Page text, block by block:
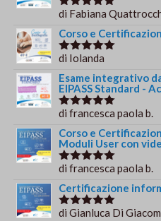
Valutato5
di Fabiana
Corso e
Valutato5
di Iolanda
Esame integrativo
EIPASS Standard -
Valutato5
di francesca paola b.
Corso e
Moduli User con
Valutato5
di francesca paola b.
Certificazione
Valutato5
di Gianluca Di